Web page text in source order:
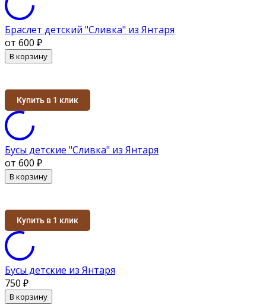
Браслет детский "Сливка" из Янтаря
от 600 ₽
В корзину
Купить в 1 клик
Бусы детские "Сливка" из Янтаря
от 600 ₽
В корзину
Купить в 1 клик
Бусы детские из Янтаря
750 ₽
В корзину